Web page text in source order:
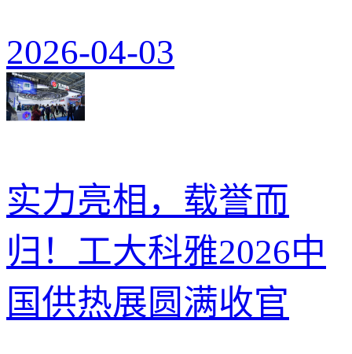
2026-04-03
实力亮相，载誉而
归！工大科雅2026中
国供热展圆满收官